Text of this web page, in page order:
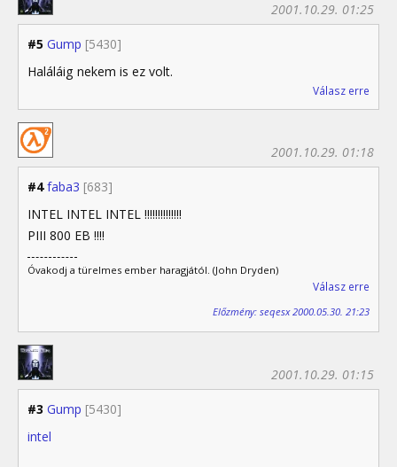
#5 Gump [5430]
2001.10.29. 01:25
Haláláig nekem is ez volt.
Válasz erre
#4 faba3 [683]
2001.10.29. 01:18
INTEL INTEL INTEL !!!!!!!!!!!!!!
PIII 800 EB !!!!
Óvakodj a türelmes ember haragjától. (John Dryden)
Válasz erre
Előzmény: seqesx 2000.05.30. 21:23
#3 Gump [5430]
2001.10.29. 01:15
intel